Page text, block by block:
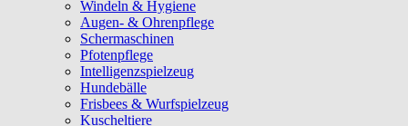
Windeln & Hygiene
Augen- & Ohrenpflege
Schermaschinen
Pfotenpflege
Intelligenzspielzeug
Hundebälle
Frisbees & Wurfspielzeug
Kuscheltiere